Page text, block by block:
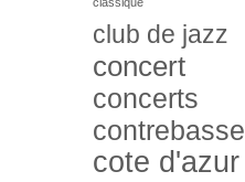
club de jazz
concert
concerts
contrebasse
cote d'azur